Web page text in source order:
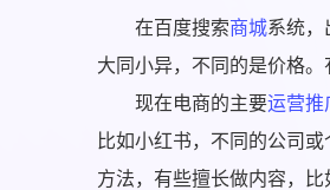
在百度搜索商城系统，
大同小异，不同的是价格。
现在电商的主要运营推
比如小红书，不同的公司
方法，有些擅长做内容，